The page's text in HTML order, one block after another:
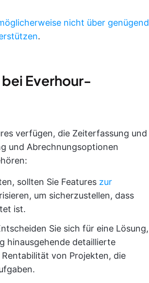
nicht über genügend
.
Everhour-
verfügen, die Zeiterfassung und
und Abrechnungsoptionen
sollten Sie Features zur
um sicherzustellen, dass
ist.
Sie sich für eine Lösung,
hinausgehende detaillierte
von Projekten, die